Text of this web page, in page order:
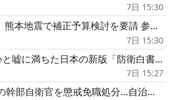
7日 15:30
本地震で補正予算検討を要請 参政も提言書
7日 15:30
嘘に満ちた日本の新版「防衛白書」
7日 15:27
官を懲戒免職処分…自治会費32万円横領、放置自転車を持ち去る